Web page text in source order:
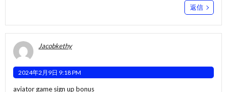
返信
Jacobkethy
2024年2月9日 9:18 PM
aviator game sign up bonus